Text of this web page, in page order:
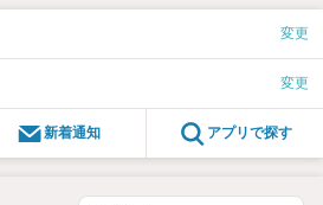
変更
変更
新着通知 アプリで探す